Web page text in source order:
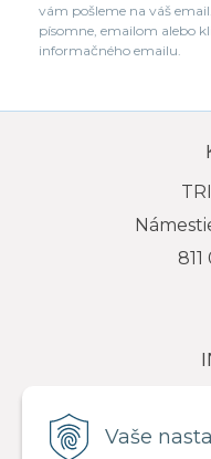
Vaše
vám pošleme na váš
písomne, emailom alebo
informačného emailu.
e-mail: